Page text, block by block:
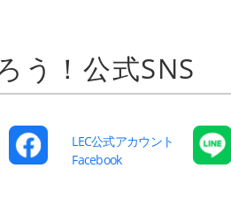
う！公式SNS
LEC公式アカウント
Facebook